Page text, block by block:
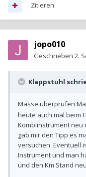
Zitieren
jopo010
Geschrieben 2.
Klappstuhl
Masse überprüfen
heute auch mal beim
Kombiinstrument neu
gab mir den Tipp es
versuchen. Eventuell
Instrument und man
und den Km Stand